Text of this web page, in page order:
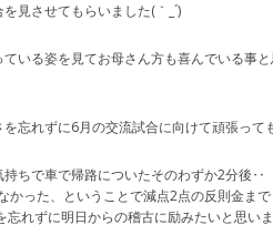
見させてもらいました(｀_´)ゞ
いる姿を見てお母さん方も喜んでいる事
忘れずに6月の交流試合に向けて頑張って
ちで車で帰路についたそのわずか2分後‥
かった、ということで減点2点の反則金ま
れずに明日からの稽古に励みたいと思いま